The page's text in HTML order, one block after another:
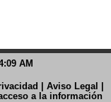
AM
| Aviso Legal |
a la información